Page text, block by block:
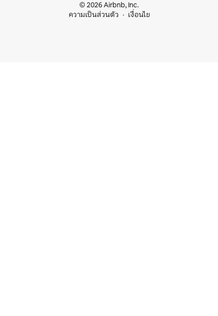
© 2026 Airbnb, Inc.
ความเป็นส่วนตัว
เงื่อนไข